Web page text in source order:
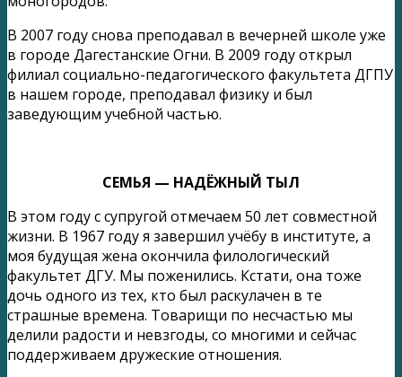
В 2007 году снова преподавал в вечерней школе уже
в городе Дагестанские Огни. В 2009 году открыл
филиал социально-педагогического факультета ДГПУ
в нашем городе, преподавал физику и был
заведующим учебной частью.
СЕМЬЯ — НАДЁЖНЫЙ ТЫЛ
В этом году с супругой отмечаем 50 лет совместной
жизни. В 1967 году я завершил учёбу в институте, а
моя будущая жена окончила филологический
факультет ДГУ. Мы поженились. Кстати, она тоже
дочь одного из тех, кто был раскулачен в те
страшные времена. Товарищи по несчастью мы
делили радости и невзгоды, со многими и сейчас
поддерживаем дружеские отношения.